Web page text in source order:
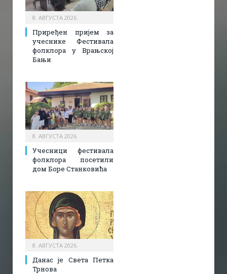
8. АВГУСТА 2026.
Приређен пријем за
учеснике Фестивала
фолклора у Врањској
Бањи
8. АВГУСТА 2026.
Учесници фестивала
фолклора посетили
дом Боре Станковића
8. АВГУСТА 2026.
Данас је Света Петка
Трнова